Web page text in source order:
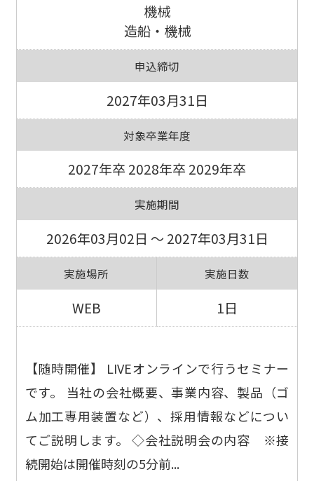
機械
造船・機械
申込締切
2027年03月31日
対象卒業年度
2027年卒 2028年卒 2029年卒
実施期間
2026年03月02日 ～ 2027年03月31日
実施場所
WEB
実施日数
1日
【随時開催】 LIVEオンラインで行うセミナー
です。 当社の会社概要、事業内容、製品（ゴ
ム加工専用装置など）、採用情報などについ
てご説明します。 ◇会社説明会の内容 ※接
続開始は開催時刻の5分前...